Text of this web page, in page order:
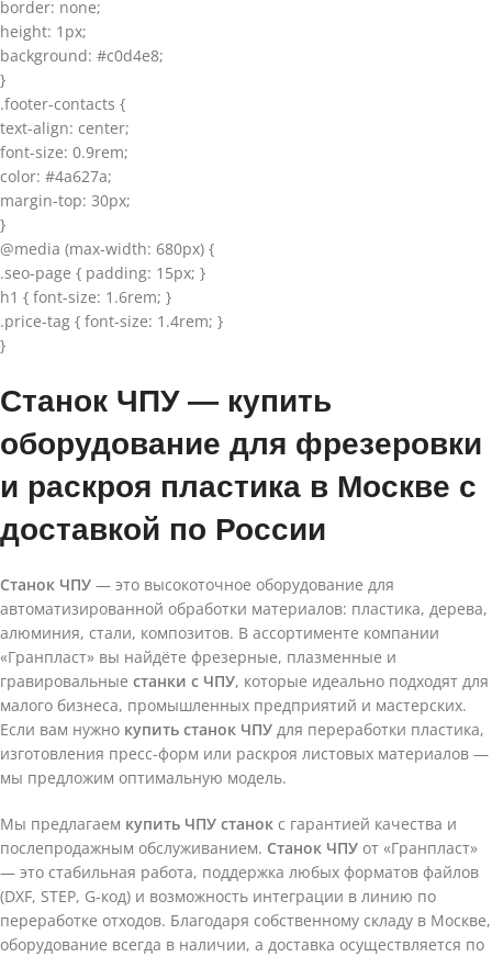
border: none;
height: 1px;
background: #c0d4e8;
}
.footer-contacts {
text-align: center;
font-size: 0.9rem;
color: #4a627a;
margin-top: 30px;
}
@media (max-width: 680px) {
.seo-page { padding: 15px; }
h1 { font-size: 1.6rem; }
.price-tag { font-size: 1.4rem; }
}
Станок ЧПУ — купить
оборудование для фрезеровки
и раскроя пластика в Москве с
доставкой по России
Станок ЧПУ — это высокоточное оборудование для
автоматизированной обработки материалов: пластика, дерева,
алюминия, стали, композитов. В ассортименте компании
«Гранпласт» вы найдёте фрезерные, плазменные и
гравировальные станки с ЧПУ, которые идеально подходят для
малого бизнеса, промышленных предприятий и мастерских.
Если вам нужно купить станок ЧПУ для переработки пластика,
изготовления пресс-форм или раскроя листовых материалов —
мы предложим оптимальную модель.
Мы предлагаем купить ЧПУ станок с гарантией качества и
послепродажным обслуживанием. Станок ЧПУ от «Гранпласт»
— это стабильная работа, поддержка любых форматов файлов
(DXF, STEP, G-код) и возможность интеграции в линию по
переработке отходов. Благодаря собственному складу в Москве,
оборудование всегда в наличии, а доставка осуществляется по